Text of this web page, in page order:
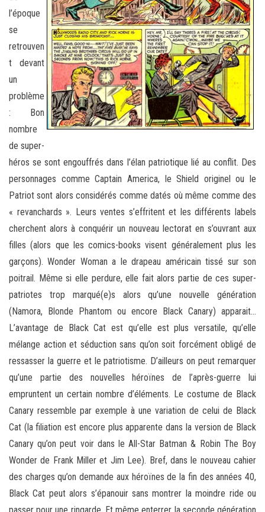
l’époque
se
retrouven
t devant
un
problème
: Bon
nombre
de super-
héros se sont engouffrés dans l’élan patriotique lié au conflit. Des
personnages comme Captain America, le Shield originel ou le
Patriot sont alors considérés comme datés où même comme des
« revanchards ». Leurs ventes s’effritent et les différents labels
cherchent alors à conquérir un nouveau lectorat en s’ouvrant aux
filles (alors que les comics-books visent généralement plus les
garçons). Wonder Woman a le drapeau américain tissé sur son
poitrail. Même si elle perdure, elle fait alors partie de ces super-
patriotes trop marqué(e)s alors qu’une nouvelle génération
(Namora, Blonde Phantom ou encore Black Canary) apparait…
L’avantage de Black Cat est qu’elle est plus versatile, qu’elle
mélange action et séduction sans qu’on soit forcément obligé de
ressasser la guerre et le patriotisme. D’ailleurs on peut remarquer
qu’une partie des nouvelles héroïnes de l’après-guerre lui
empruntent un certain nombre d’éléments. Le costume de Black
Canary ressemble par exemple à une variation de celui de Black
Cat (la filiation est encore plus apparente dans la version de Black
Canary qu’on peut voir dans le All-Star Batman & Robin The Boy
Wonder de Frank Miller et Jim Lee). Bref, dans le nouveau cahier
des charges qu’on demande aux héroïnes de la fin des années 40,
Black Cat peut alors s’épanouir sans montrer la moindre ride ou
passer pour une ringarde. Et même enterrer la seconde génération